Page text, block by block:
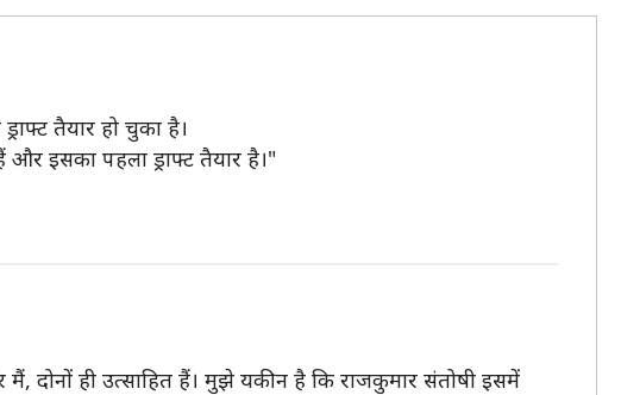
तैयार हो चुका है।
इसका पहला ड्राफ्ट तैयार है।"
दोनों ही उत्साहित हैं। मुझे यकीन है कि राजकुमार संतोषी इसमें